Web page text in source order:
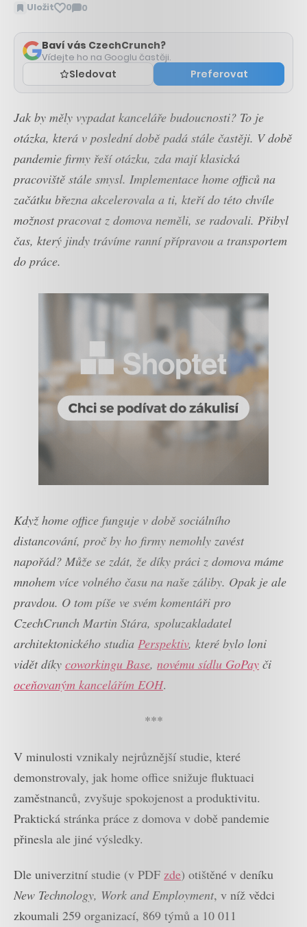
Uložit 0 0
Zobrazit
Baví vás CzechCrunch?
Vídejte ho na Googlu častěji.
Sledovat Preferovat
Jak by měly vypadat kanceláře budoucnosti? To je
otázka, která v poslední době padá stále častěji. V době
pandemie firmy řeší otázku, zda mají klasická
pracoviště stále smysl. Implementace home officů na
začátku března akcelerovala a ti, kteří do této chvíle
možnost pracovat z domova neměli, se radovali. Přibyl
čas, který jindy trávíme ranní přípravou a transportem
do práce.
Když home office funguje v době sociálního
distancování, proč by ho firmy nemohly zavést
napořád? Může se zdát, že díky práci z domova máme
mnohem více volného času na naše záliby. Opak je ale
pravdou. O tom píše ve svém komentáři pro
CzechCrunch Martin Stára, spoluzakladatel
architektonického studia Perspektiv, které bylo loni
vidět díky coworkingu Base, novému sídlu GoPay či
oceňovaným kancelářím EOH.
***
V minulosti vznikaly nejrůznější studie, které
demonstrovaly, jak home office snižuje fluktuaci
zaměstnanců, zvyšuje spokojenost a produktivitu.
Praktická stránka práce z domova v době pandemie
přinesla ale jiné výsledky.
Dle univerzitní studie (v PDF zde) otištěné v deníku
New Technology, Work and Employment, v níž vědci
zkoumali 259 organizací, 869 týmů a 10 011